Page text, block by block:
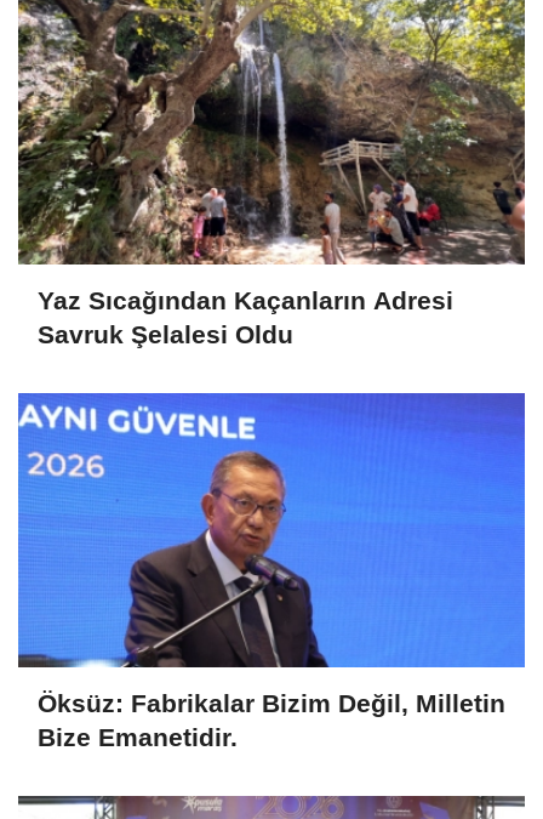
Yaz Sıcağından Kaçanların Adresi
Savruk Şelalesi Oldu
Öksüz: Fabrikalar Bizim Değil, Milletin
Bize Emanetidir.